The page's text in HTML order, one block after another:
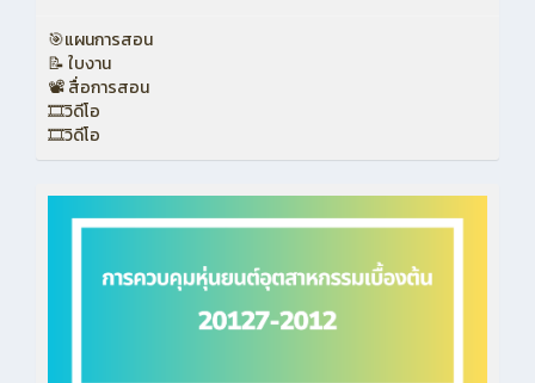
🎯แผนการสอน
📝 ใบงาน
📽 สื่อการสอน
🎞วิดีโอ
🎞วิดีโอ